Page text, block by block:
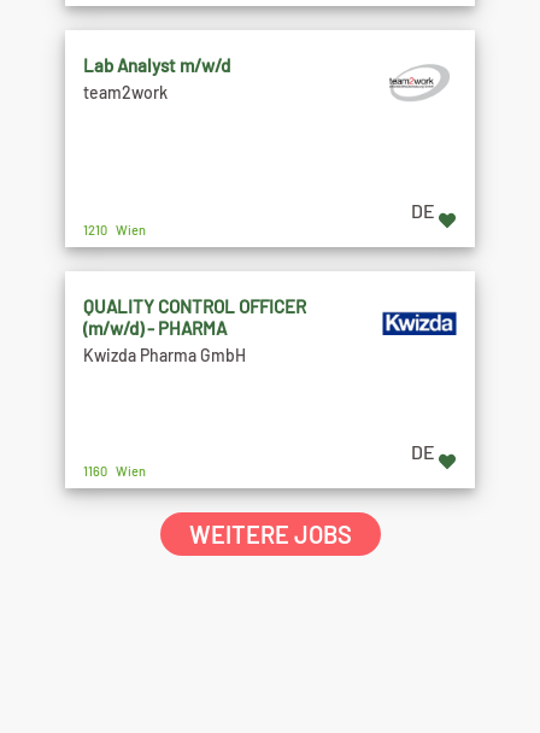
Lab Analyst m/w/d
team2work
1210 Wien
DE
QUALITY CONTROL OFFICER
(m/w/d) - PHARMA
Kwizda Pharma GmbH
1160 Wien
DE
WEITERE JOBS